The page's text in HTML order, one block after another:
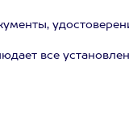
все